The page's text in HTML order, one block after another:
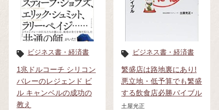
ビジネス書・経済書
1兆ドルコーチ シリコン
バレーのレジェンド ビ
ル キャンベルの成功の
教え
ビジネス書・経済書
繁盛店は路地裏にあり!
悪立地・低予算でも繁盛
する飲食店必勝バイブル
土屋光正